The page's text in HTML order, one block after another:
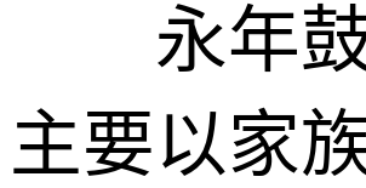
永年鼓
主要以家